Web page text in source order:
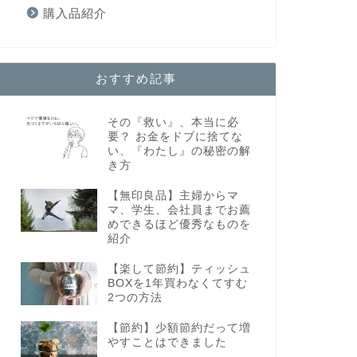
購入品紹介
おすすめ記事
その『救い』、本当に必
要？ お金をドブに捨てな
い、『わたし』の秘密の解
き方
【無印良品】主婦からマ
マ、学生、会社員までお薦
めできるほど優秀なものを
紹介
【楽して節約】ティッシュ
BOXを1年買わなくてすむ
2つの方法
【節約】少額節約だって増
やすことはできました